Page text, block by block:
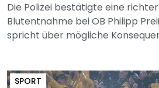
Die Polizei bestätigte eine
Blutentnahme bei OB Philipp
spricht über mögliche
SPORT